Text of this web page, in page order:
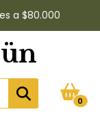
a $80.000
0